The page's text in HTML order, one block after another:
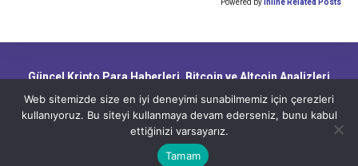
Güncel Kripto Para Haberleri, Bitcoin ve Altcoin Analizleri,
Blockchain Gelişmeleri ve Piyasa Trendleri
CryptoHaber.net - Güncel Kripto Para Haberleri, Bitcoin ve Altcoin
Analizleri, Blockchain Gelişmeleri ve Piyasa Trendleri
Web sitemizde size en iyi deneyimi sunabilmemiz için çerezleri
kullanıyoruz. Bu siteyi kullanmaya devam ederseniz, bunu kabul
ettiğinizi varsayarız.
Tamam